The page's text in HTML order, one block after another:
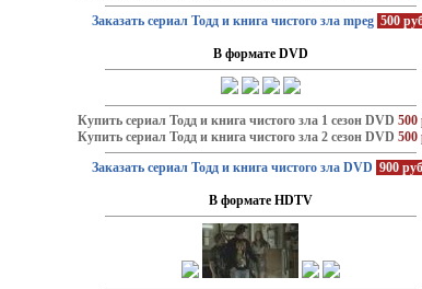
Заказать сериал Тодд и книга чистого зла mpeg 500
В формате DVD
Купить сериал Тодд и книга чистого зла 1 сезон DVD 500
Купить сериал Тодд и книга чистого зла 2 сезон DVD 500
Заказать сериал Тодд и книга чистого зла DVD 900
В формате HDTV